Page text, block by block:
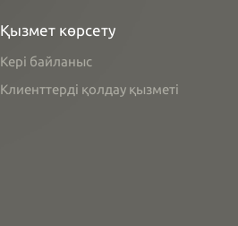
Қызмет көрсету
Кері байланыс
Клиенттерді қолдау қызметі